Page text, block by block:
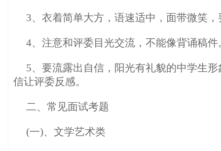
3、衣着简单大方，语速适中，面带微笑
4、注意和评委目光交流，不能像背诵稿件
5、要流露出自信，阳光有礼貌的中学生
信让评委反感。
二、常见面试考题
(一)、文学艺术类